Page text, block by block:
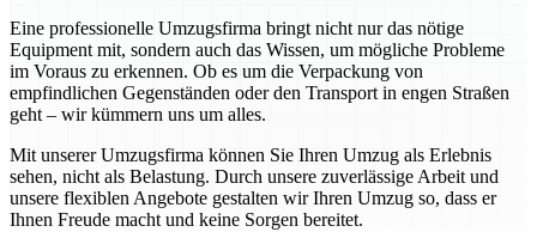
Eine professionelle Umzugsfirma bringt nicht nur das nötige
Equipment mit, sondern auch das Wissen, um mögliche Probleme
im Voraus zu erkennen. Ob es um die Verpackung von
empfindlichen Gegenständen oder den Transport in engen Straßen
geht – wir kümmern uns um alles.
Mit unserer Umzugsfirma können Sie Ihren Umzug als Erlebnis
sehen, nicht als Belastung. Durch unsere zuverlässige Arbeit und
unsere flexiblen Angebote gestalten wir Ihren Umzug so, dass er
Ihnen Freude macht und keine Sorgen bereitet.